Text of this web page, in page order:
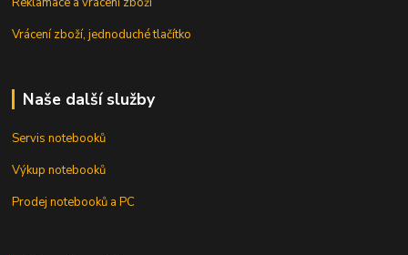
Vrácení zboží, jednoduché tlačítko
Naše další služby
Servis notebooků
Výkup notebooků
Prodej notebooků a PC